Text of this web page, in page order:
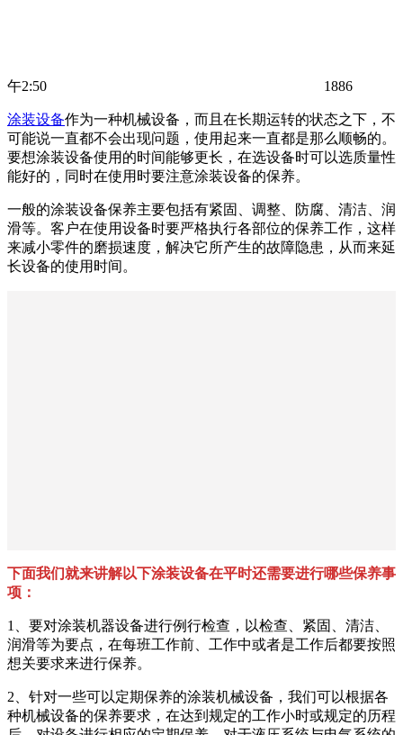
午2:50 1886
涂装设备作为一种机械设备，而且在长期运转的状态之下，不
可能说一直都不会出现问题，使用起来一直都是那么顺畅的。
要想涂装设备使用的时间能够更长，在选设备时可以选质量性
能好的，同时在使用时要注意涂装设备的保养。
一般的涂装设备保养主要包括有紧固、调整、防腐、清洁、润
滑等。客户在使用设备时要严格执行各部位的保养工作，这样
来减小零件的磨损速度，解决它所产生的故障隐患，从而来延
长设备的使用时间。
下面我们就来讲解以下涂装设备在平时还需要进行哪些保养事
项：
1、要对涂装机器设备进行例行检查，以检查、紧固、清洁、
润滑等为要点，在每班工作前、工作中或者是工作后都要按照
想关要求来进行保养。
2、针对一些可以定期保养的涂装机械设备，我们可以根据各
种机械设备的保养要求，在达到规定的工作小时或规定的历程